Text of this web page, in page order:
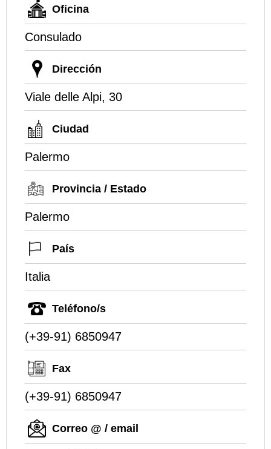
Oficina
Consulado
Dirección
Viale delle Alpi, 30
Ciudad
Palermo
Provincia / Estado
Palermo
País
Italia
Teléfono/s
(+39-91) 6850947
Fax
(+39-91) 6850947
Correo @ / email